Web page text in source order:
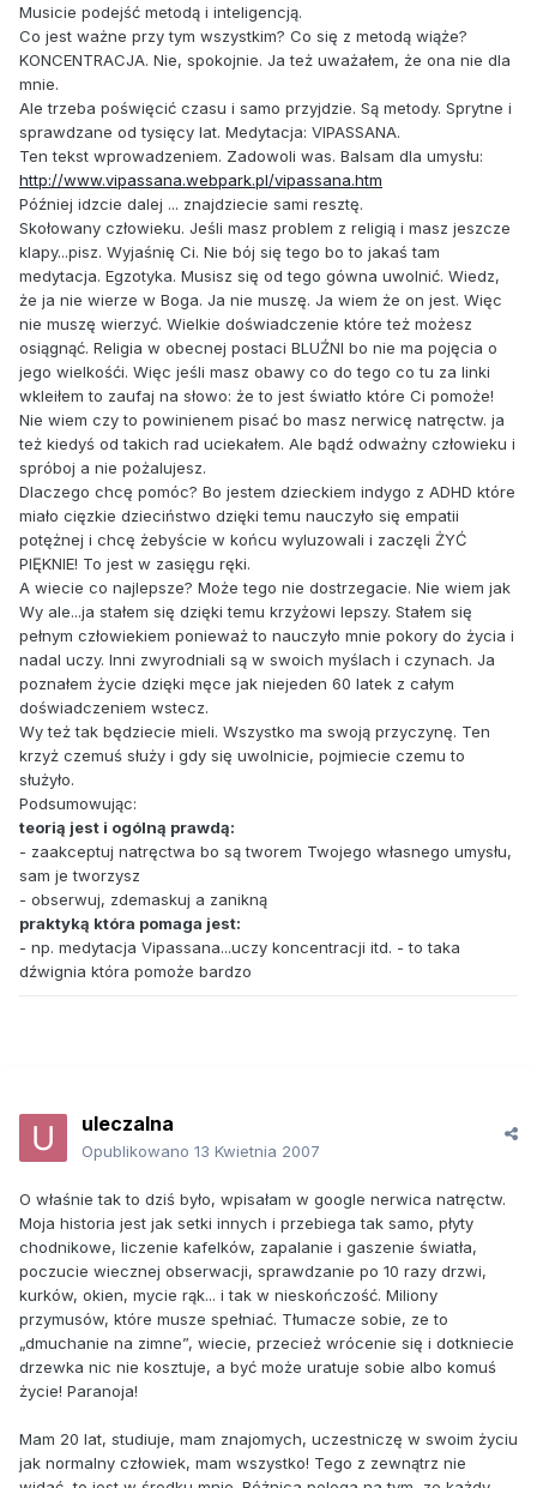
Musicie podejść metodą i inteligencją.
Co jest ważne przy tym wszystkim? Co się z metodą wiąże?
KONCENTRACJA. Nie, spokojnie. Ja też uważałem, że ona nie dla
mnie.
Ale trzeba poświęcić czasu i samo przyjdzie. Są metody. Sprytne i
sprawdzane od tysięcy lat. Medytacja: VIPASSANA.
Ten tekst wprowadzeniem. Zadowoli was. Balsam dla umysłu:
http://www.vipassana.webpark.pl/vipassana.htm
Później idzcie dalej ... znajdziecie sami resztę.
Skołowany człowieku. Jeśli masz problem z religią i masz jeszcze
klapy...pisz. Wyjaśnię Ci. Nie bój się tego bo to jakaś tam
medytacja. Egzotyka. Musisz się od tego gówna uwolnić. Wiedz,
że ja nie wierze w Boga. Ja nie muszę. Ja wiem że on jest. Więc
nie muszę wierzyć. Wielkie doświadczenie które też możesz
osiągnąć. Religia w obecnej postaci BLUŹNI bo nie ma pojęcia o
jego wielkośći. Więc jeśli masz obawy co do tego co tu za linki
wkleiłem to zaufaj na słowo: że to jest światło które Ci pomoże!
Nie wiem czy to powinienem pisać bo masz nerwicę natręctw. ja
też kiedyś od takich rad uciekałem. Ale bądź odważny człowieku i
spróboj a nie pożalujesz.
Dlaczego chcę pomóc? Bo jestem dzieckiem indygo z ADHD które
miało cięzkie dzieciństwo dzięki temu nauczyło się empatii
potężnej i chcę żebyście w końcu wyluzowali i zaczęli ŻYĆ
PIĘKNIE! To jest w zasięgu ręki.
A wiecie co najlepsze? Może tego nie dostrzegacie. Nie wiem jak
Wy ale...ja stałem się dzięki temu krzyżowi lepszy. Stałem się
pełnym człowiekiem ponieważ to nauczyło mnie pokory do życia i
nadal uczy. Inni zwyrodniali są w swoich myślach i czynach. Ja
poznałem życie dzięki męce jak niejeden 60 latek z całym
doświadczeniem wstecz.
Wy też tak będziecie mieli. Wszystko ma swoją przyczynę. Ten
krzyż czemuś służy i gdy się uwolnicie, pojmiecie czemu to
służyło.
Podsumowując:
teorią jest i ogólną prawdą:
- zaakceptuj natręctwa bo są tworem Twojego własnego umysłu,
sam je tworzysz
- obserwuj, zdemaskuj a zanikną
praktyką która pomaga jest:
- np. medytacja Vipassana...uczy koncentracji itd. - to taka
dźwignia która pomoże bardzo
uleczalna
Opublikowano 13 Kwietnia 2007
O właśnie tak to dziś było, wpisałam w google nerwica natręctw.
Moja historia jest jak setki innych i przebiega tak samo, płyty
chodnikowe, liczenie kafelków, zapalanie i gaszenie światła,
poczucie wiecznej obserwacji, sprawdzanie po 10 razy drzwi,
kurków, okien, mycie rąk... i tak w nieskończość. Miliony
przymusów, które musze spełniać. Tłumacze sobie, ze to
„dmuchanie na zimne”, wiecie, przecież wrócenie się i dotkniecie
drzewka nic nie kosztuje, a być może uratuje sobie albo komuś
życie! Paranoja!
Mam 20 lat, studiuje, mam znajomych, uczestniczę w swoim życiu
jak normalny człowiek, mam wszystko! Tego z zewnątrz nie